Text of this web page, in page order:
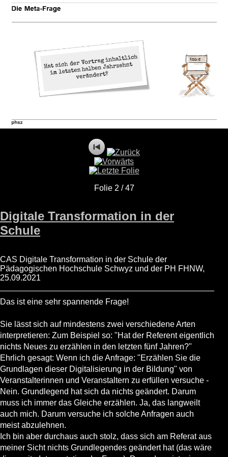
Folie 2 / 47
Digitale Transformation in der
Schule
CAS Digitale Transformation in der Schule der
Pädagogischen Hochschule Schwyz und der PH FHNW,
25.09.2021
Das ist eine sehr spannende Frage!
Sie lässt sich auf mindestens zwei verschiedene Arten
interpretieren: Zum Beispiel so: "Hat der Referent eigentlich
nichts Neues zu erzählen in den letzten fünf Jahren?"
Ehrlich gesagt: Wenn ich die Anfrage: "Erzählen Sie die
Grundlagen dieser Digitalisierung in der Bildung" von
Veranstalterinnen und Veranstaltern zu erfüllen versuche -
Nein. Grundlegend hat sich da nichts geändert. Darum
muss ich immer das Gleiche erzählen. Ja, das langweilt
auch mich. Darum versuche ich solche Anfragen auch
meist abzulehnen.
Ich bin aber durchaus auch stolz, dass sich am Referat aus
meiner Sicht nichts Grundlegendes geändert hat (das wäre